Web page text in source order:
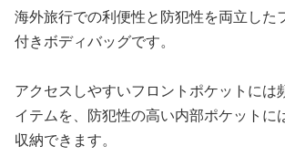
海外旅行での利便性と防犯性を両立した
付きボディバッグです。
アクセスしやすいフロントポケットには
イテムを、防犯性の高い内部ポケットに
収納できます。